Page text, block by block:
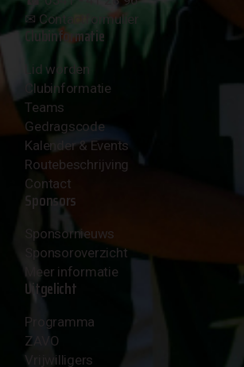
✉︎ Contactformulier
Clubinformatie
Lid worden
Clubinformatie
Teams
Gedragscode
Kalender & Events
Routebeschrijving
Contact
Sponsors
Sponsornieuws
Sponsoroverzicht
Meer informatie
Uitgelicht
Programma
ZAVO
Vrijwilligers